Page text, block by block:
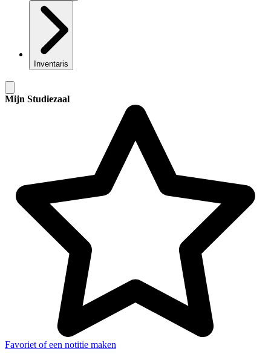
Inventaris
Mijn Studiezaal
Favoriet of een notitie maken